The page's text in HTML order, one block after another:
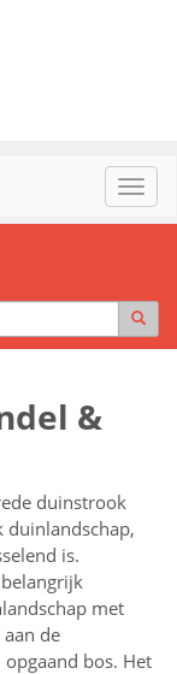
&
duinstrook
duinlandschap,
is.
met
de
bos. Het